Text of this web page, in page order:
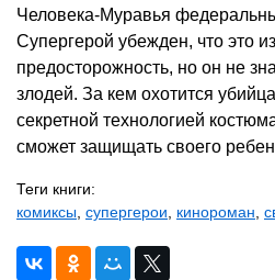
Человека-Муравья
Супергерой убежден, что это
предосторожность, но он не
злодей. За кем охотится
секретной технологией
сможет защищать своего
Теги книги:
комиксы супергерои кинороман